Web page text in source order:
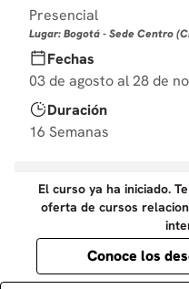
10. diseño
Presencial
Lugar: Bogotá - Sede Centro
Fechas
03 de agosto al 28 de
Duración
16 Semanas
El curso ya ha iniciado.
oferta de cursos
Conoce los